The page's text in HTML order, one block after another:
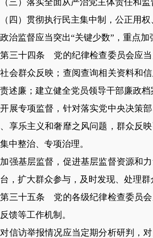
）落实全面从严治党主体责任和监
）贯彻执行民主集中制，公正用权
监督应当突出“关键少数”，重点加
十四条 党的纪律检查委员会应当
会群众反映；查阅查询相关资料和
述廉；建立健全党员领导干部廉政
专项监督，针对落实党中央决策部
享乐主义和奢靡之风问题，群众反
中整治、专项治理。
基层监督，促进基层监督资源和力
，扩大群众参与，及时发现、处理
十五条 党的各级纪律检查委员会
馈等工作机制。
访举报情况应当定期分析研判，对